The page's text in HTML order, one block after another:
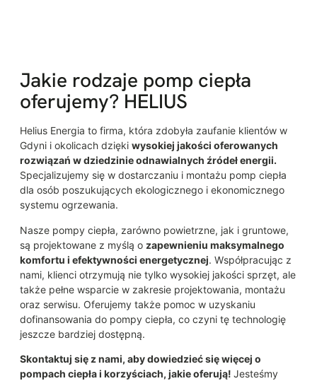
Jakie rodzaje pomp ciepła
oferujemy? HELIUS
Helius Energia to firma, która zdobyła zaufanie klientów w
Gdyni i okolicach dzięki wysokiej jakości oferowanych
rozwiązań w dziedzinie odnawialnych źródeł energii.
Specjalizujemy się w dostarczaniu i montażu pomp ciepła
dla osób poszukujących ekologicznego i ekonomicznego
systemu ogrzewania.
Nasze pompy ciepła, zarówno powietrzne, jak i gruntowe,
są projektowane z myślą o zapewnieniu maksymalnego
komfortu i efektywności energetycznej. Współpracując z
nami, klienci otrzymują nie tylko wysokiej jakości sprzęt, ale
także pełne wsparcie w zakresie projektowania, montażu
oraz serwisu. Oferujemy także pomoc w uzyskaniu
dofinansowania do pompy ciepła, co czyni tę technologię
jeszcze bardziej dostępną.
Skontaktuj się z nami, aby dowiedzieć się więcej o
pompach ciepła i korzyściach, jakie oferują! Jesteśmy